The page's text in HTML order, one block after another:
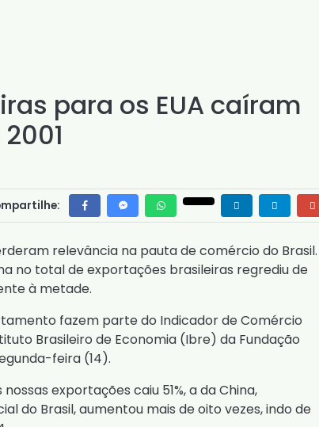
para os EUA caíram
relevância na pauta de comércio do Brasil.
no total de exportações brasileiras regrediu de
à metade.
fazem parte do Indicador de Comércio
Brasileiro de Economia (Ibre) da Fundação
feira (14).
exportações caiu 51%, a da China,
do Brasil, aumentou mais de oito vezes, indo de